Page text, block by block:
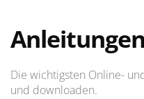
Anleitungen
Die wichtigsten Online-
und downloaden.